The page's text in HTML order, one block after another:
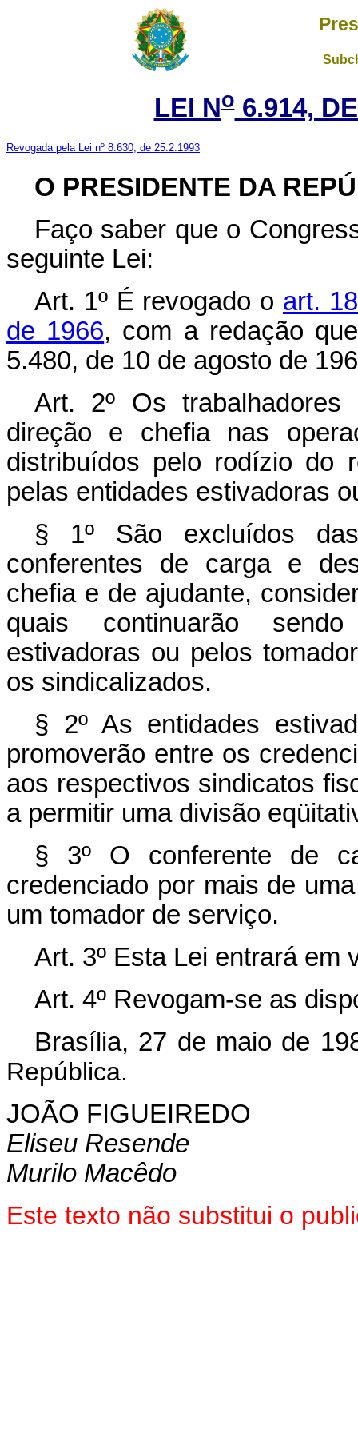
LEI No6.914,
Revogada pela Lei nº 8.630, de 25.2.1993
O PRESIDENTE DA
Faço saber que o
seguinte Lei:
Art. 1º É revogado o art.
de 1966, com a redação
5.480, de 10 de agosto de
Art. 2º Os
direção e chefia nas
distribuídos pelo rodízio do
pelas entidades estivadoras
§ 1º São excluídos
conferentes de carga e
chefia e de ajudante,
quais continuarão
estivadoras ou pelos
os sindicalizados.
§ 2º As entidades
promoverão entre os
aos respectivos sindicatos
a permitir uma divisão
§ 3º O conferente de
credenciado por mais de
um tomador de serviço.
Art. 3º Esta Lei entrará em
Art. 4º Revogam-se as
Brasília, 27 de maio de
República.
JOÃO FIGUEIREDO
Eliseu Resende
Murilo Macêdo
Este texto não substitui o